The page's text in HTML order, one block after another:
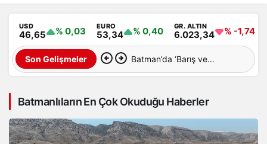
USD
46,65 % 0,03 EURO
53,34 % 0,40 GR. ALTIN
6.023,34 % -1,74
Son Gelişmeler Batman’da ‘Barış ve
İçin Ortak Açıklama
Batmanlıların En Çok Okuduğu Haberler